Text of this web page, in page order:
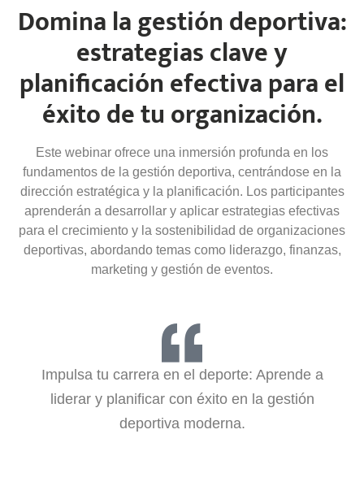
Domina la gestión deportiva:
estrategias clave y
planificación efectiva para el
éxito de tu organización.
Este webinar ofrece una inmersión profunda en los
fundamentos de la gestión deportiva, centrándose en la
dirección estratégica y la planificación. Los participantes
aprenderán a desarrollar y aplicar estrategias efectivas
para el crecimiento y la sostenibilidad de organizaciones
deportivas, abordando temas como liderazgo, finanzas,
marketing y gestión de eventos.
Impulsa tu carrera en el deporte: Aprende a
liderar y planificar con éxito en la gestión
deportiva moderna.